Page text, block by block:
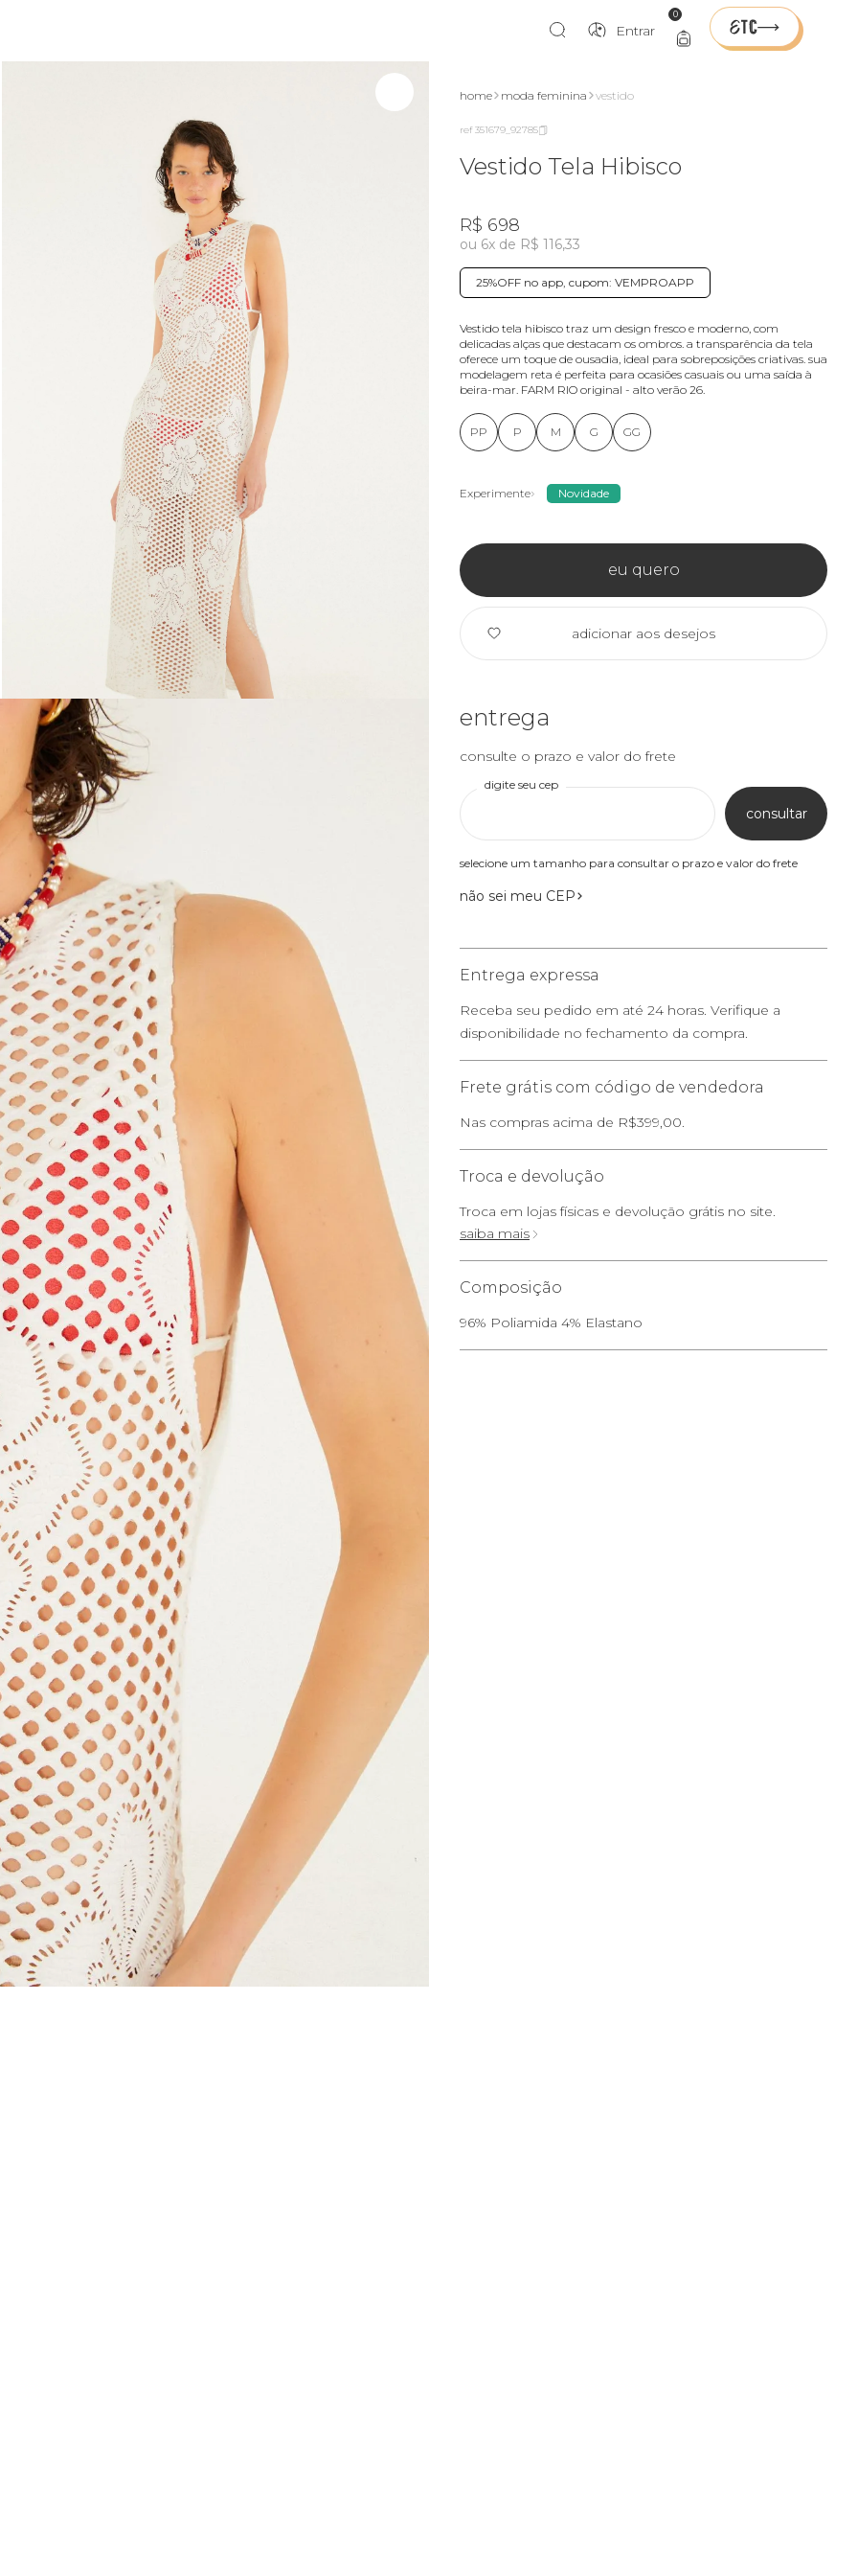
Entrar
0
Experimente home moda feminina vestido
ref 351679_92785
Vestido Tela Hibisco
R$ 698
ou 6x de R$ 116,33
25%OFF no app, cupom: VEMPROAPP
vestido tela hibisco traz um design fresco e moderno, com
delicadas alças que destacam os ombros. a transparência da tela
oferece um toque de ousadia, ideal para sobreposições criativas. sua
modelagem reta é perfeita para ocasiões casuais ou uma saída à
beira-mar. FARM RIO original - alto verão 26.
PP P M G GG
Experimente Novidade
eu quero
adicionar aos desejos
entrega
consulte o prazo e valor do frete
digite seu cep
consultar
selecione um tamanho para consultar o prazo e valor do frete
não sei meu CEP
Entrega expressa
Receba seu pedido em até 24 horas. Verifique a
disponibilidade no fechamento da compra.
Frete grátis com código de vendedora
Nas compras acima de R$399,00.
Troca e devolução
Troca em lojas físicas e devolução grátis no site.
saiba mais
Composição
96% Poliamida 4% Elastano